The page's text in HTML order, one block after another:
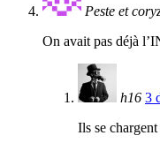
Peste et
On avait pas déjà
h16 3
Ils se chargent